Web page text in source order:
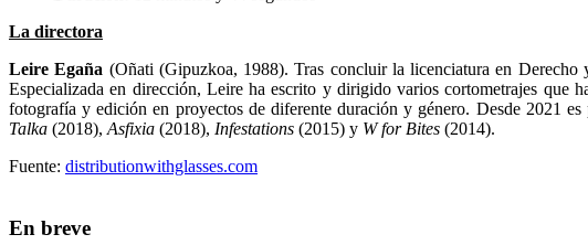
La directora
Leire Egaña (Oñati (Gipuzkoa, 1988). Tras concluir la licenciatura en
Especializada en dirección, Leire ha escrito y dirigido varios cortometrajes que
fotografía y edición en proyectos de diferente duración y género. Desde 2021
Talka (2018), Asfixia (2018), Infestations (2015) y W for Bites (2014).
Fuente: distributionwithglasses.com
En breve